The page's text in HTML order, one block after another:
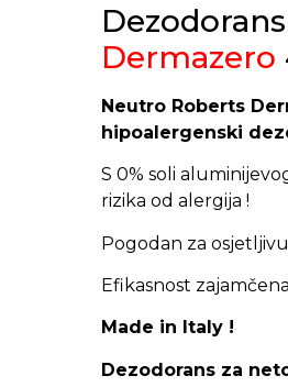
Dezodorans
Dermazero
Neutro Roberts
hipoalergenski
S 0% soli
rizika od alergija !
Pogodan za
Efikasnost
Made in Italy !
Dezodorans za